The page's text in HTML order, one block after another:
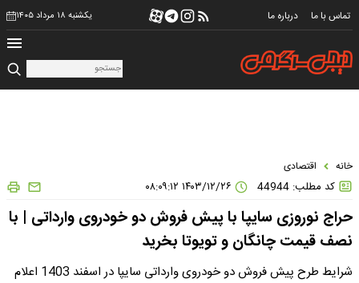
تماس با ما درباره ما یکشنبه ۱۸ مرداد ۱۴۰۵
خانه اقتصادی
کد مطلب: 44944
حراج نوروزی سایپا با پیش فروش دو خودروی وارداتی | با
نصف قیمت چانگان و تویوتا بخرید
شرایط طرح پیش فروش دو خودروی وارداتی سایپا در اسفند 1403 اعلام